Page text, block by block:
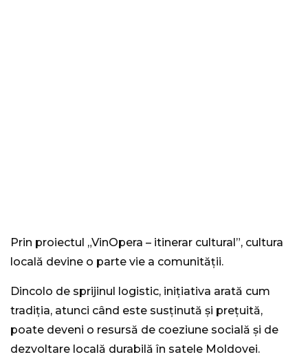
Prin proiectul „VinOpera – itinerar cultural”, cultura
locală devine o parte vie a comunității.
Dincolo de sprijinul logistic, inițiativa arată cum
tradiția, atunci când este susținută și prețuită,
poate deveni o resursă de coeziune socială și de
dezvoltare locală durabilă în satele Moldovei.